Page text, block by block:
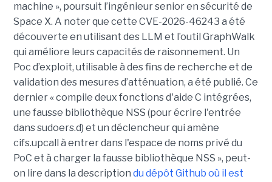
machine », poursuit l’ingénieur senior en sécurité de
Space X. A noter que cette CVE-2026-46243 a été
découverte en utilisant des LLM et l’outil GraphWalk
qui améliore leurs capacités de raisonnement. Un
Poc d’exploit, utilisable à des fins de recherche et de
validation des mesures d’atténuation, a été publié. Ce
dernier « compile deux fonctions d'aide C intégrées,
une fausse bibliothèque NSS (pour écrire l'entrée
dans sudoers.d) et un déclencheur qui amène
cifs.upcall à entrer dans l'espace de noms privé du
PoC et à charger la fausse bibliothèque NSS », peut-
on lire dans la description du dépôt Github où il est